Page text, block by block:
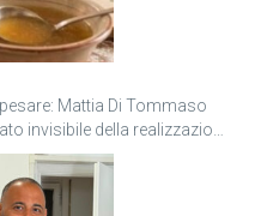
Mattia Di Tommaso
invisibile della realizzazione